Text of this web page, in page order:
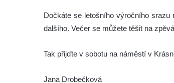
Dočkáte se letošního výročního srazu
dalšího. Večer se můžete těšit na
Tak přijďte v sobotu na náměstí v
Jana Drobečková